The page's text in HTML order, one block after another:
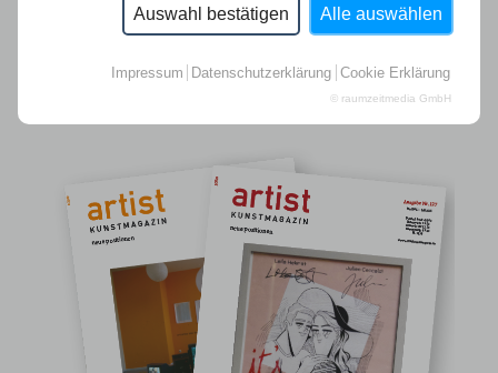
Auswahl bestätigen Alle auswählen
Impressum Datenschutzerklärung Cookie Erklärung
© raumzeitmedia GmbH